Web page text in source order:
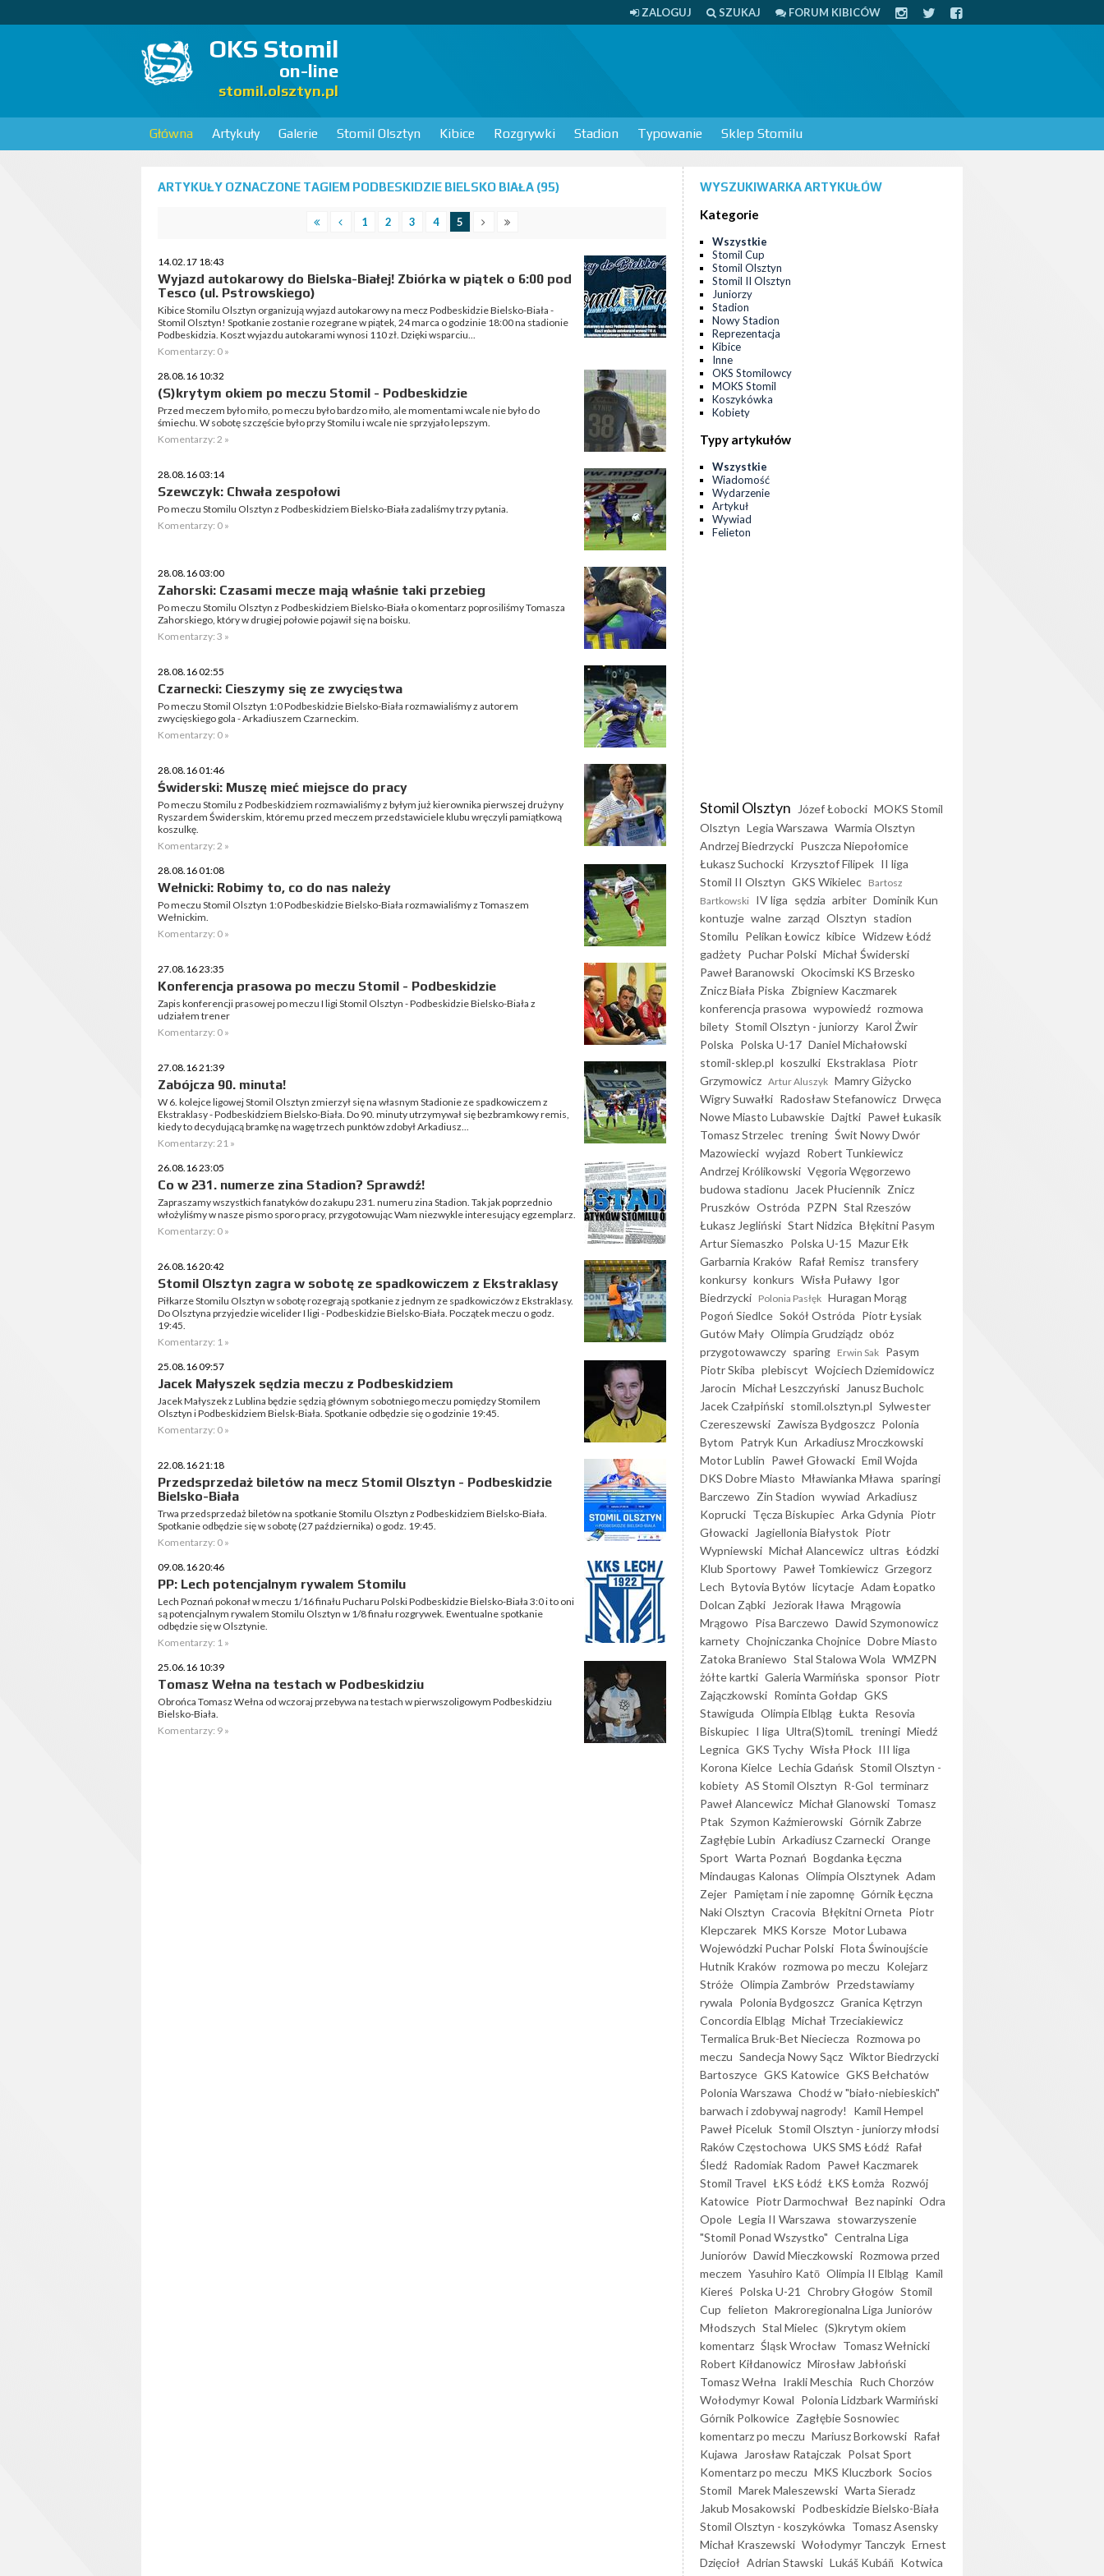
ZALOGUJ SZUKAJ FORUM KIBICÓW
OKS Stomil
on-line
stomil.olsztyn.pl
Główna Artykuły Galerie Stomil Olsztyn Kibice Rozgrywki Stadion Typowanie Sklep Stomilu
ARTYKUŁY OZNACZONE TAGIEM PODBESKIDZIE BIELSKO BIAŁA (95)
1 2 3 4 5
14.02.17 18:43
Wyjazd autokarowy do Bielska-Białej! Zbiórka w piątek o 6:00 pod
Tesco (ul. Pstrowskiego)
Kibice Stomilu Olsztyn organizują wyjazd autokarowy na mecz Podbeskidzie Bielsko-Biała -
Stomil Olsztyn! Spotkanie zostanie rozegrane w piątek, 24 marca o godzinie 18:00 na stadionie
Podbeskidzia. Koszt wyjazdu autokarami wynosi 110 zł. Dzięki wsparciu...
Komentarzy: 0 »
28.08.16 10:32
(S)krytym okiem po meczu Stomil - Podbeskidzie
Przed meczem było miło, po meczu było bardzo miło, ale momentami wcale nie było do
śmiechu. W sobotę szczęście było przy Stomilu i wcale nie sprzyjało lepszym.
Komentarzy: 2 »
28.08.16 03:14
Szewczyk: Chwała zespołowi
Po meczu Stomilu Olsztyn z Podbeskidziem Bielsko-Biała zadaliśmy trzy pytania.
Komentarzy: 0 »
28.08.16 03:00
Zahorski: Czasami mecze mają właśnie taki przebieg
Po meczu Stomilu Olsztyn z Podbeskidziem Bielsko-Biała o komentarz poprosiliśmy Tomasza
Zahorskiego, który w drugiej połowie pojawił się na boisku.
Komentarzy: 3 »
28.08.16 02:55
Czarnecki: Cieszymy się ze zwycięstwa
Po meczu Stomil Olsztyn 1:0 Podbeskidzie Bielsko-Biała rozmawialiśmy z autorem
zwycięskiego gola - Arkadiuszem Czarneckim.
Komentarzy: 0 »
28.08.16 01:46
Świderski: Muszę mieć miejsce do pracy
Po meczu Stomilu z Podbeskidziem rozmawialiśmy z byłym już kierownika pierwszej drużyny
Ryszardem Świderskim, któremu przed meczem przedstawiciele klubu wręczyli pamiątkową
koszulkę.
Komentarzy: 2 »
28.08.16 01:08
Wełnicki: Robimy to, co do nas należy
Po meczu Stomil Olsztyn 1:0 Podbeskidzie Bielsko-Biała rozmawialiśmy z Tomaszem
Wełnickim.
Komentarzy: 0 »
27.08.16 23:35
Konferencja prasowa po meczu Stomil - Podbeskidzie
Zapis konferencji prasowej po meczu I ligi Stomil Olsztyn - Podbeskidzie Bielsko-Biała z
udziałem trener
Komentarzy: 0 »
27.08.16 21:39
Zabójcza 90. minuta!
W 6. kolejce ligowej Stomil Olsztyn zmierzył się na własnym Stadionie ze spadkowiczem z
Ekstraklasy - Podbeskidziem Bielsko-Biała. Do 90. minuty utrzymywał się bezbramkowy remis,
kiedy to decydującą bramkę na wagę trzech punktów zdobył Arkadiusz...
Komentarzy: 21 »
26.08.16 23:05
Co w 231. numerze zina Stadion? Sprawdź!
Zapraszamy wszystkich fanatyków do zakupu 231. numeru zina Stadion. Tak jak poprzednio
włożyliśmy w nasze pismo sporo pracy, przygotowując Wam niezwykle interesujący egzemplarz.
Komentarzy: 0 »
26.08.16 20:42
Stomil Olsztyn zagra w sobotę ze spadkowiczem z Ekstraklasy
Piłkarze Stomilu Olsztyn w sobotę rozegrają spotkanie z jednym ze spadkowiczów z Ekstraklasy.
Do Olsztyna przyjedzie wicelider I ligi - Podbeskidzie Bielsko-Biała. Początek meczu o godz.
19:45.
Komentarzy: 1 »
25.08.16 09:57
Jacek Małyszek sędzia meczu z Podbeskidziem
Jacek Małyszek z Lublina będzie sędzią głównym sobotniego meczu pomiędzy Stomilem
Olsztyn i Podbeskidziem Bielsk-Biała. Spotkanie odbędzie się o godzinie 19:45.
Komentarzy: 0 »
22.08.16 21:18
Przedsprzedaż biletów na mecz Stomil Olsztyn - Podbeskidzie
Bielsko-Biała
Trwa przedsprzedaż biletów na spotkanie Stomilu Olsztyn z Podbeskidziem Bielsko-Biała.
Spotkanie odbędzie się w sobotę (27 października) o godz. 19:45.
Komentarzy: 0 »
09.08.16 20:46
PP: Lech potencjalnym rywalem Stomilu
Lech Poznań pokonał w meczu 1/16 finału Pucharu Polski Podbeskidzie Bielsko-Biała 3:0 i to oni
są potencjalnym rywalem Stomilu Olsztyn w 1/8 finału rozgrywek. Ewentualne spotkanie
odbędzie się w Olsztynie.
Komentarzy: 1 »
25.06.16 10:39
Tomasz Wełna na testach w Podbeskidziu
Obrońca Tomasz Wełna od wczoraj przebywa na testach w pierwszoligowym Podbeskidziu
Bielsko-Biała.
Komentarzy: 9 »
WYSZUKIWARKA ARTYKUŁÓW
Kategorie
Wszystkie
Stomil Cup
Stomil Olsztyn
Stomil II Olsztyn
Juniorzy
Stadion
Nowy Stadion
Reprezentacja
Kibice
Inne
OKS Stomilowcy
MOKS Stomil
Koszykówka
Kobiety
Typy artykułów
Wszystkie
Wiadomość
Wydarzenie
Artykuł
Wywiad
Felieton
Stomil Olsztyn Józef Łobocki MOKS Stomil
Olsztyn Legia Warszawa Warmia Olsztyn
Andrzej Biedrzycki Puszcza Niepołomice
Łukasz Suchocki Krzysztof Filipek II liga
Stomil II Olsztyn GKS Wikielec Bartosz
Bartkowski IV liga sędzia arbiter Dominik Kun
kontuzje walne zarząd Olsztyn stadion
Stomilu Pelikan Łowicz kibice Widzew Łódź
gadżety Puchar Polski Michał Świderski
Paweł Baranowski Okocimski KS Brzesko
Znicz Biała Piska Zbigniew Kaczmarek
konferencja prasowa wypowiedź rozmowa
bilety Stomil Olsztyn - juniorzy Karol Żwir
Polska Polska U-17 Daniel Michałowski
stomil-sklep.pl koszulki Ekstraklasa Piotr
Grzymowicz Artur Aluszyk Mamry Giżycko
Wigry Suwałki Radosław Stefanowicz Drwęca
Nowe Miasto Lubawskie Dajtki Paweł Łukasik
Tomasz Strzelec trening Świt Nowy Dwór
Mazowiecki wyjazd Robert Tunkiewicz
Andrzej Królikowski Vęgoria Węgorzewo
budowa stadionu
Jacek Płuciennik Znicz
Pruszków Ostróda PZPN Stal Rzeszów
Łukasz Jegliński Start Nidzica Błękitni Pasym
Artur Siemaszko Polska U-15 Mazur Ełk
Garbarnia Kraków Rafał Remisz transfery
konkursy konkurs Wisła Puławy Igor
Biedrzycki Polonia Pasłęk Huragan Morąg
Pogoń Siedlce Sokół Ostróda Piotr Łysiak
Gutów Mały Olimpia Grudziądz obóz
przygotowawczy sparing Erwin Sak Pasym
Piotr Skiba plebiscyt Wojciech Dziemidowicz
Jarocin Michał Leszczyński
Janusz Bucholc
Jacek Czałpiński stomil.olsztyn.pl Sylwester
Czereszewski Zawisza Bydgoszcz Polonia
Bytom Patryk Kun Arkadiusz Mroczkowski
Motor Lublin Paweł Głowacki Emil Wojda
DKS Dobre Miasto Mławianka Mława sparingi
Barczewo Zin Stadion wywiad Arkadiusz
Koprucki Tęcza Biskupiec Arka Gdynia Piotr
Głowacki
Jagiellonia Białystok Piotr
Wypniewski Michał Alancewicz ultras Łódzki
Klub Sportowy Paweł Tomkiewicz Grzegorz
Lech Bytovia Bytów licytacje Adam Łopatko
Dolcan Ząbki
Jeziorak Iława Mrągowia
Mrągowo Pisa Barczewo Dawid Szymonowicz
karnety Chojniczanka Chojnice Dobre Miasto
Zatoka Braniewo Stal Stalowa Wola WMZPN
żółte kartki Galeria Warmińska sponsor Piotr
Zajączkowski Rominta Gołdap GKS
Stawiguda Olimpia Elbląg Łukta Resovia
Biskupiec I liga Ultra(S)tomiL treningi Miedź
Legnica GKS Tychy Wisła Płock III liga
Korona Kielce Lechia Gdańsk Stomil Olsztyn -
kobiety AS Stomil Olsztyn R-Gol terminarz
Paweł Alancewicz Michał Glanowski Tomasz
Ptak Szymon Kaźmierowski Górnik Zabrze
Zagłębie Lubin Arkadiusz Czarnecki Orange
Sport Warta Poznań Bogdanka Łęczna
Mindaugas Kalonas Olimpia Olsztynek Adam
Zejer Pamiętam i nie zapomnę Górnik Łęczna
Naki Olsztyn Cracovia Błękitni Orneta Piotr
Klepczarek MKS Korsze Motor Lubawa
Wojewódzki Puchar Polski Flota Świnoujście
Hutnik Kraków rozmowa po meczu Kolejarz
Stróże Olimpia Zambrów Przedstawiamy
rywala Polonia Bydgoszcz Granica Kętrzyn
Concordia Elbląg Michał Trzeciakiewicz
Termalica Bruk-Bet Nieciecza Rozmowa po
meczu Sandecja Nowy Sącz Wiktor Biedrzycki
Bartoszyce GKS Katowice GKS Bełchatów
Polonia Warszawa Chodź w "biało-niebieskich"
barwach i zdobywaj nagrody!
Kamil Hempel
Paweł Piceluk Stomil Olsztyn - juniorzy młodsi
Raków Częstochowa UKS SMS Łódź Rafał
Śledź Radomiak Radom Paweł Kaczmarek
Stomil Travel ŁKS Łódź ŁKS Łomża Rozwój
Katowice Piotr Darmochwał Bez napinki Odra
Opole Legia II Warszawa stowarzyszenie
"Stomil Ponad Wszystko" Centralna Liga
Juniorów Dawid Mieczkowski Rozmowa przed
meczem Yasuhiro Katō Olimpia II Elbląg Kamil
Kiereś Polska U-21 Chrobry Głogów Stomil
Cup felieton Makroregionalna Liga Juniorów
Młodszych Stal Mielec (S)krytym okiem
komentarz Śląsk Wrocław Tomasz Wełnicki
Robert Kiłdanowicz Mirosław Jabłoński
Tomasz Wełna Irakli Meschia Ruch Chorzów
Wołodymyr Kowal Polonia Lidzbark Warmiński
Górnik Polkowice Zagłębie Sosnowiec
komentarz po meczu Mariusz Borkowski Rafał
Kujawa
Jarosław Ratajczak Polsat Sport
Komentarz po meczu MKS Kluczbork Socios
Stomil Marek Maleszewski Warta Sieradz
Jakub Mosakowski Podbeskidzie Bielsko-Biała
Stomil Olsztyn - koszykówka Tomasz Asensky
Michał Kraszewski Wołodymyr Tanczyk Ernest
Dzięcioł Adrian Stawski Lukáš Kubáň Kotwica